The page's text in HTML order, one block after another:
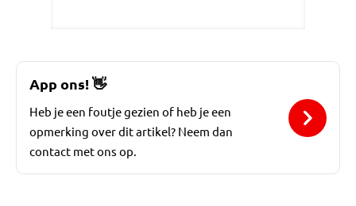
App ons!👋
Heb je een foutje gezien of heb je een
opmerking over dit artikel? Neem dan
contact met ons op.